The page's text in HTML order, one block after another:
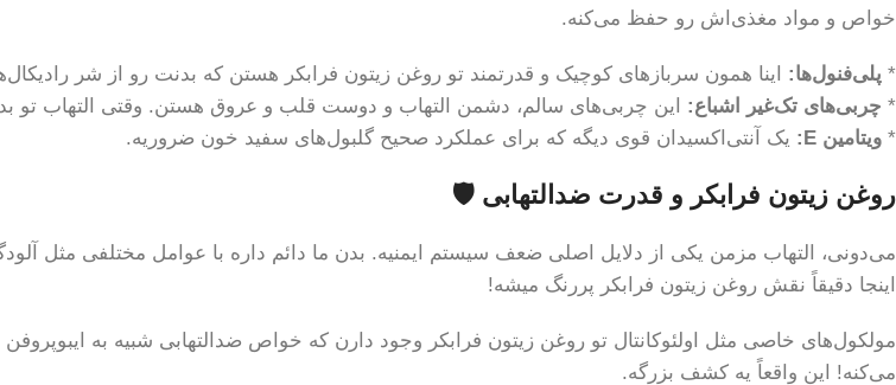
خواص و مواد مغذی‌اش رو حفظ می‌کنه.
* پلی‌فنول‌ها: اینا همون سربازهای کوچیک و قدرتمند تو روغن زیتون فرابکر هستن که بدنت رو از شر
* چربی‌های تک‌غیر اشباع: این چربی‌های سالم، دشمن التهاب و دوست قلب و عروق هستن. وقتی التهاب تو
* ویتامین E: یک آنتی‌اکسیدان قوی دیگه که برای عملکرد صحیح گلبول‌های سفید خون ضروریه.
روغن زیتون فرابکر و قدرت ضدالتهابی 🛡️
می‌دونی، التهاب مزمن یکی از دلایل اصلی ضعف سیستم ایمنیه. بدن ما دائم داره با عوامل مختلفی مثل
اینجا دقیقاً نقش روغن زیتون فرابکر پررنگ میشه!
مولکول‌های خاصی مثل اولئوکانتال تو روغن زیتون فرابکر وجود دارن که خواص ضدالتهابی شبیه به
می‌کنه! این واقعاً یه کشف بزرگه.